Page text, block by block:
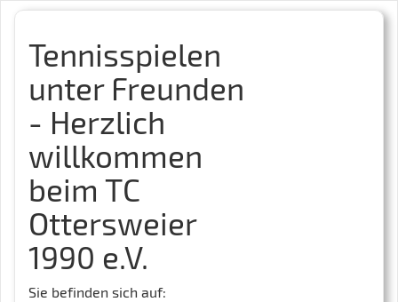
Tennisspielen
unter Freunden
- Herzlich
willkommen
beim TC
Ottersweier
1990 e.V.
Sie befinden sich auf: